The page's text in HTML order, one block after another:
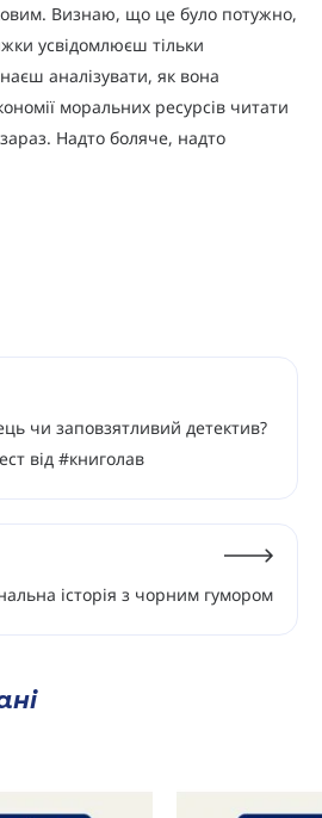
чи заповзятливий детектив?
від #книголав
Визнаю, що це було потужно,
усвідомлюєш тільки
аналізувати, як вона
моральних ресурсів читати
Надто боляче, надто
історія з чорним гумором